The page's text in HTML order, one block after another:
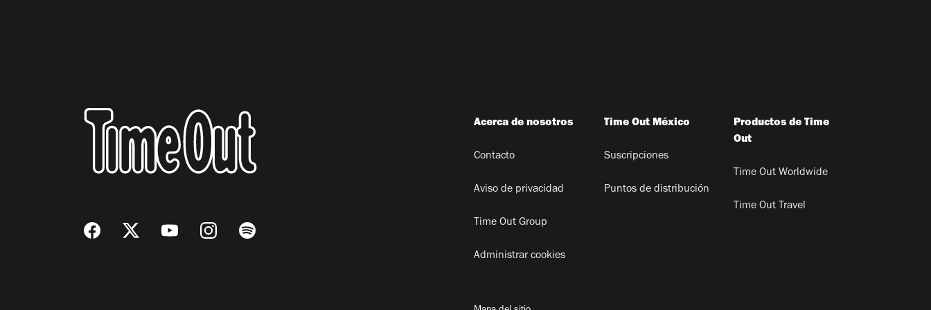
Acerca de nosotros
Contacto
Aviso de privacidad
Time Out Group
Administrar cookies
Time Out México
Suscripciones
Puntos de distribución
Productos de Time
Out
Time Out Worldwide
Time Out Travel